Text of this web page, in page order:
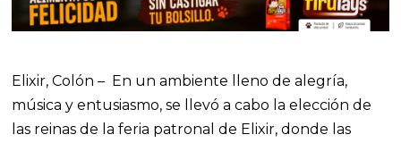
Elixir, Colón – En un ambiente lleno de alegría,
música y entusiasmo, se llevó a cabo la elección de
las reinas de la feria patronal de Elixir, donde las